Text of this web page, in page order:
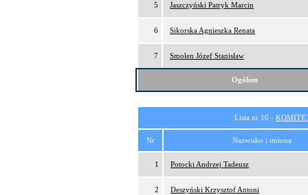
5 Jaszczyński Patryk Marcin
6 Sikorska Agnieszka Renata
7 Smolen Józef Stanisław
Ogółem
Lista nr 10 -
Nr Nazwisko i imiona
1 Potocki Andrzej Tadeusz
2 Deszyński Krzysztof Antoni